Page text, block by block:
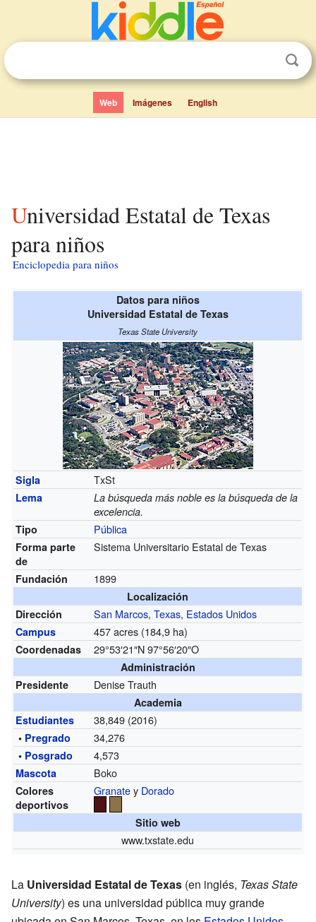
Web Imágenes English
Universidad Estatal de Texas
para niños
Enciclopedia para niños
Datos para niños
Universidad Estatal de Texas
Texas State University
Sigla TxSt
Lema
La búsqueda más noble es la búsqueda de la
excelencia.
Tipo
Pública
Forma parte
de
Sistema Universitario Estatal de Texas
Fundación 1899
Localización
Dirección
San Marcos,Texas, Estados Unidos
Campus 457 acres (184,9 ha)
Coordenadas 29°53′21″N97°56′20″O
Administración
Presidente
Denise Trauth
Academia
Estudiantes
38,849 (2016)
• Pregrado 34,276
• Posgrado 4,573
Mascota Boko
Colores
deportivos
Granatey Dorado
Sitio web
www.txstate.edu
La Universidad Estatal de Texas (en inglés, Texas State
University) es una universidad pública muy grande